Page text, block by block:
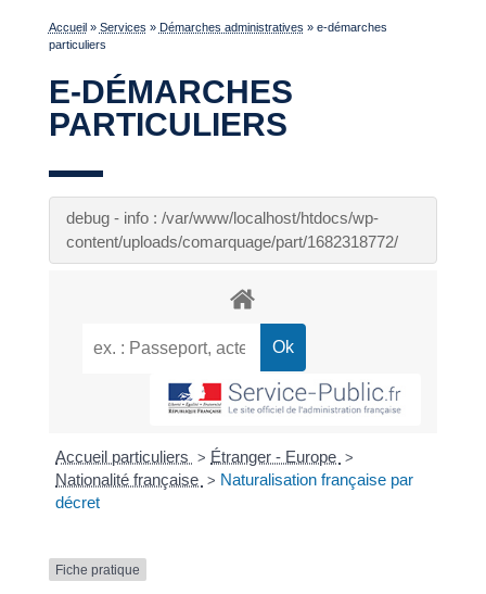
Accueil» Services » Démarches administratives » e-démarches
particuliers
E-DÉMARCHES
PARTICULIERS
debug - info : /var/www/localhost/htdocs/wp-
content/uploads/comarquage/part/1682318772/
Accueil particuliers > Étranger - Europe >
Nationalité française > Naturalisation française par
décret
Fiche pratique